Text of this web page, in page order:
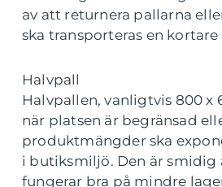
av att returnera pallarna
ska transporteras en kortare
Halvpall
Halvpallen, vanligtvis 800 x
när platsen är begränsad
produktmängder ska
i butiksmiljö. Den är smidig
fungerar bra på mindre